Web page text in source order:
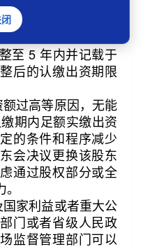
限自 2027 年 7 月 1
年 6 月 30 日前
至 5 年内并记载于
后的认缴出资期限
过高等原因，无能
期内足额实缴出资
的条件和程序减少
会决议更换该股东
通过股权部分或全
家利益或者重大公
门或者省级人民政
监督管理部门可以